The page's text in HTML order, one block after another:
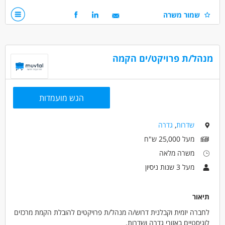
הבנת עולם הבטיחות בעבודה
מכירות - איש/ת מכירות
מכירות - מכירות שטח
מכירות - מנהל/ת תיקי לקוחות
שמור משרה
מנהל/ת פרויקט/ים הקמה
הגש מועמדות
שדרות, גדרה
מעל 25,000 ש"ח
משרה מלאה
מעל 3 שנות ניסיון
תיאור
לחברה יזמית וקבלנית דרוש/ה מנהל/ת פרויקטים להובלת הקמת מרכזים
לוגיסטיים באזורי גדרה ושדרות.